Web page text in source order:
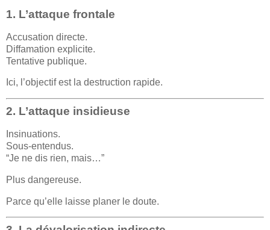
1. L’attaque frontale
Accusation directe.
Diffamation explicite.
Tentative publique.
Ici, l’objectif est la destruction rapide.
2. L’attaque insidieuse
Insinuations.
Sous-entendus.
“Je ne dis rien, mais…”
Plus dangereuse.
Parce qu’elle laisse planer le doute.